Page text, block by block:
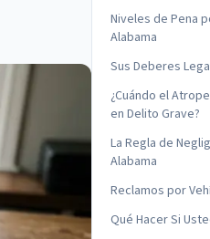
Niveles de Pena
Alabama
Sus Deberes
¿Cuándo el
en Delito Grave?
La Regla de
Alabama
Reclamos por
Qué Hacer Si